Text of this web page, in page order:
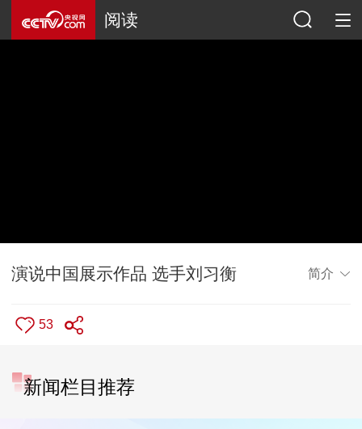
阅读
演说中国展示作品 选手刘习衡 简介
53
新闻栏目推荐